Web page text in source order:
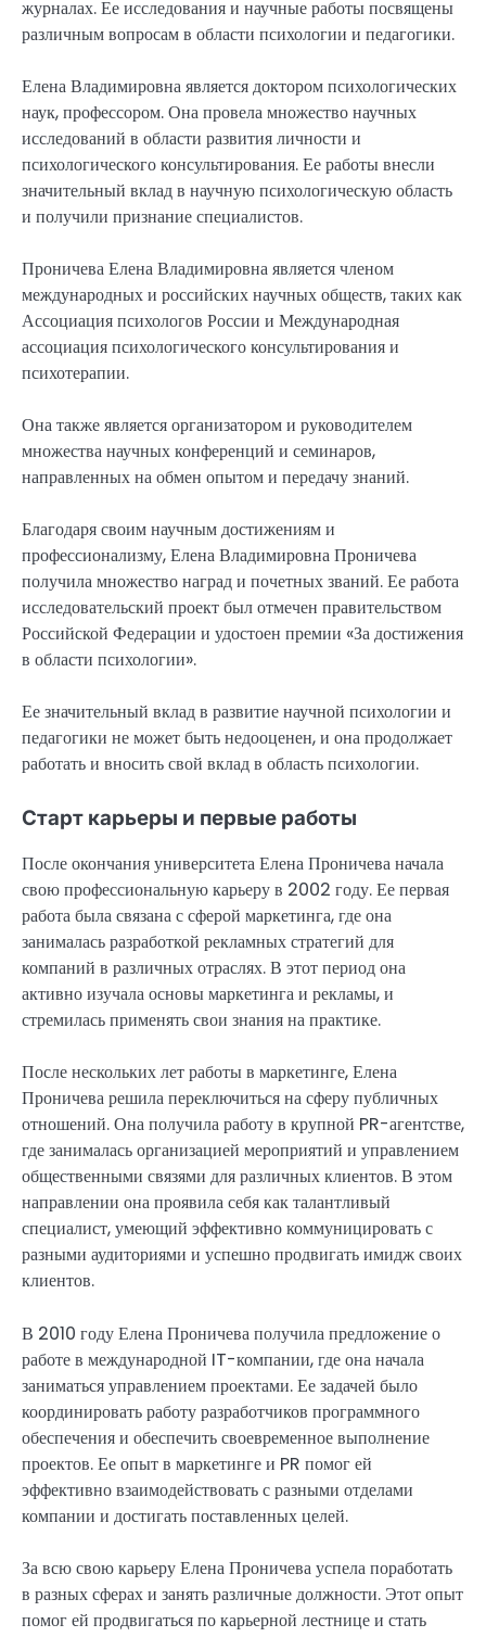
журналах. Ее исследования и научные работы посвящены
различным вопросам в области психологии и педагогики.
Елена Владимировна является доктором психологических
наук, профессором. Она провела множество научных
исследований в области развития личности и
психологического консультирования. Ее работы внесли
значительный вклад в научную психологическую область
и получили признание специалистов.
Проничева Елена Владимировна является членом
международных и российских научных обществ, таких как
Ассоциация психологов России и Международная
ассоциация психологического консультирования и
психотерапии.
Она также является организатором и руководителем
множества научных конференций и семинаров,
направленных на обмен опытом и передачу знаний.
Благодаря своим научным достижениям и
профессионализму, Елена Владимировна Проничева
получила множество наград и почетных званий. Ее работа
исследовательский проект был отмечен правительством
Российской Федерации и удостоен премии «За достижения
в области психологии».
Ее значительный вклад в развитие научной психологии и
педагогики не может быть недооценен, и она продолжает
работать и вносить свой вклад в область психологии.
Старт карьеры и первые работы
После окончания университета Елена Проничева начала
свою профессиональную карьеру в 2002 году. Ее первая
работа была связана с сферой маркетинга, где она
занималась разработкой рекламных стратегий для
компаний в различных отраслях. В этот период она
активно изучала основы маркетинга и рекламы, и
стремилась применять свои знания на практике.
После нескольких лет работы в маркетинге, Елена
Проничева решила переключиться на сферу публичных
отношений. Она получила работу в крупной PR-агентстве,
где занималась организацией мероприятий и управлением
общественными связями для различных клиентов. В этом
направлении она проявила себя как талантливый
специалист, умеющий эффективно коммуницировать с
разными аудиториями и успешно продвигать имидж своих
клиентов.
В 2010 году Елена Проничева получила предложение о
работе в международной IT-компании, где она начала
заниматься управлением проектами. Ее задачей было
координировать работу разработчиков программного
обеспечения и обеспечить своевременное выполнение
проектов. Ее опыт в маркетинге и PR помог ей
эффективно взаимодействовать с разными отделами
компании и достигать поставленных целей.
За всю свою карьеру Елена Проничева успела поработать
в разных сферах и занять различные должности. Этот опыт
помог ей продвигаться по карьерной лестнице и стать